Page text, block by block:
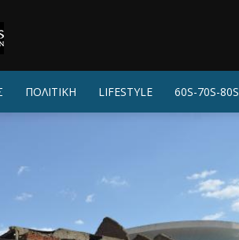
ΠΟΛΙΤΙΚΗ LIFESTYLE 60S-70S-80S